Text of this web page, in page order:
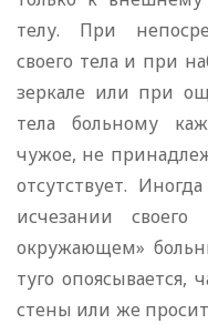
телу. При
своего тела и при
зеркале или при
тела больному
чужое, не
отсутствует.
исчезании
окружающем»
туго опоясывается,
стены или же